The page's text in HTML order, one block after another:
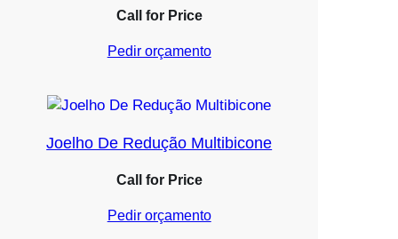
Call for Price
Pedir orçamento
Joelho De Redução Multibicone
Call for Price
Pedir orçamento